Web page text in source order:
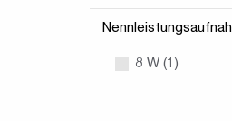
8 W (1)